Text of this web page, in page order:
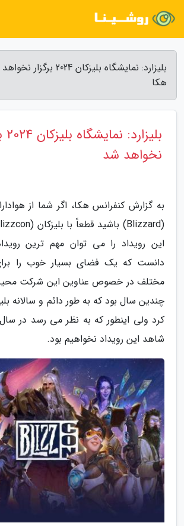
بلیزارد: نمایشگاه بلیزکان
هکا
نخواهد شد
به گزارش کنفرانس هکا، اگر شما از
این رویداد را می توان مهم ترین
دانست که یک فضای بسیار خوب را
مختلف در خصوص عناوین این شرکت محیا
چندین سال بود که به طور دائم و سالانه
شاهد این رویداد نخواهیم بود.